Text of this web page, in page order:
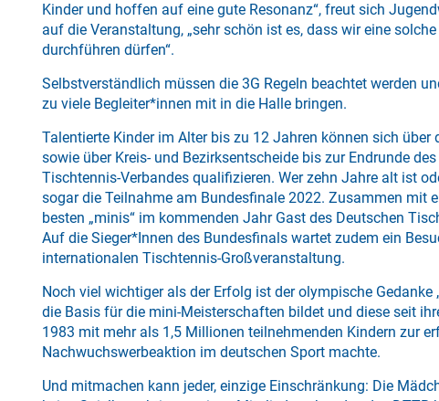
Kinder und hoffen auf eine gute Resonanz“, freut sich
auf die Veranstaltung, „sehr schön ist es, dass wir eine
durchführen dürfen“.
Selbstverständlich müssen die 3G Regeln beachtet werden
zu viele Begleiter*innen mit in die Halle bringen.
Talentierte Kinder im Alter bis zu 12 Jahren können sich über
sowie über Kreis- und Bezirksentscheide bis zur Endrunde
Tischtennis-Verbandes qualifizieren. Wer zehn Jahre alt ist
sogar die Teilnahme am Bundesfinale 2022. Zusammen mit
besten „minis“ im kommenden Jahr Gast des Deutschen
Auf die Sieger*Innen des Bundesfinals wartet zudem ein
internationalen Tischtennis-Großveranstaltung.
Noch viel wichtiger als der Erfolg ist der olympische Gedanke
die Basis für die mini-Meisterschaften bildet und diese seit
1983 mit mehr als 1,5 Millionen teilnehmenden Kindern zur
Nachwuchswerbeaktion im deutschen Sport machte.
Und mitmachen kann jeder, einzige Einschränkung: Die